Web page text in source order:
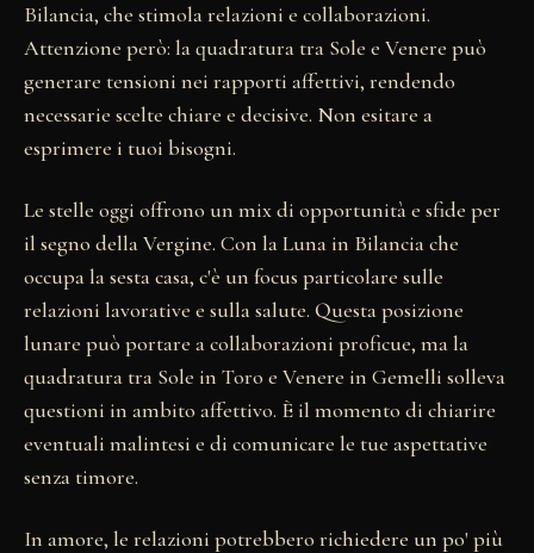
Bilancia, che stimola relazioni e collaborazioni.
Attenzione però: la quadratura tra Sole e Venere può
generare tensioni nei rapporti affettivi, rendendo
necessarie scelte chiare e decisive. Non esitare a
esprimere i tuoi bisogni.
Le stelle oggi offrono un mix di opportunità e sfide per
il segno della Vergine. Con la Luna in Bilancia che
occupa la sesta casa, c'è un focus particolare sulle
relazioni lavorative e sulla salute. Questa posizione
lunare può portare a collaborazioni proficue, ma la
quadratura tra Sole in Toro e Venere in Gemelli solleva
questioni in ambito affettivo. È il momento di chiarire
eventuali malintesi e di comunicare le tue aspettative
senza timore.
In amore, le relazioni potrebbero richiedere un po' più